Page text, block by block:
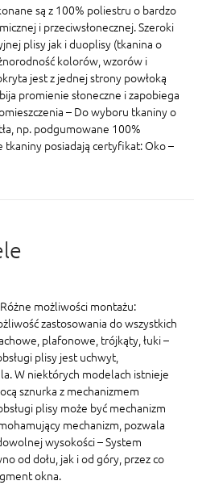
są z 100% poliestru o bardzo
i przeciwsłonecznej. Szeroki
plisy jak i duoplisy (tkanina o
kolorów, wzorów i
jest z jednej strony powłoką
promienie słoneczne i zapobiega
– Do wyboru tkaniny o
np. podgumowane 100%
tkaniny posiadają certyfikat: Oko –
możliwości montażu:
zastosowania do wszystkich
plafonowe, trójkąty, łuki –
plisy jest uchwyt,
W niektórych modelach istnieje
sznurka z mechanizmem
plisy może być mechanizm
mechanizm, pozwala
wysokości – System
od dołu, jak i od góry, przez co
okna.